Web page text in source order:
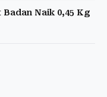
Naik 0,45 Kg